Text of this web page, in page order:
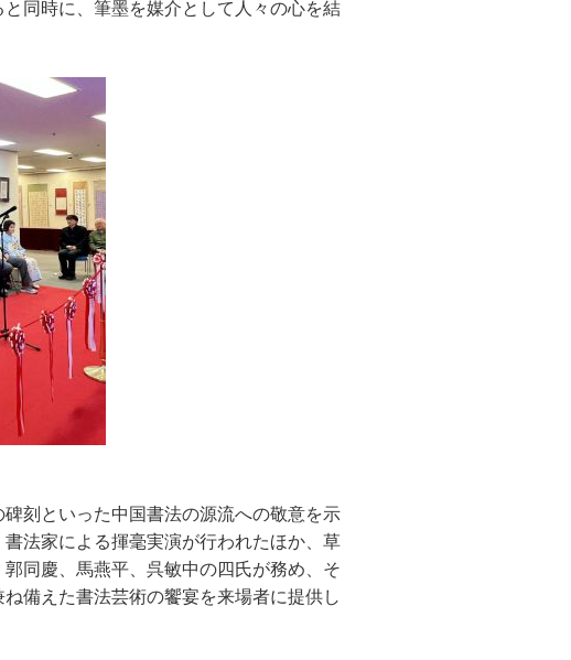
同時に、筆墨を媒介として人々の心を結
刻といった中国書法の源流への敬意を示
法家による揮毫実演が行われたほか、草
同慶、馬燕平、呉敏中の四氏が務め、そ
備えた書法芸術の饗宴を来場者に提供し